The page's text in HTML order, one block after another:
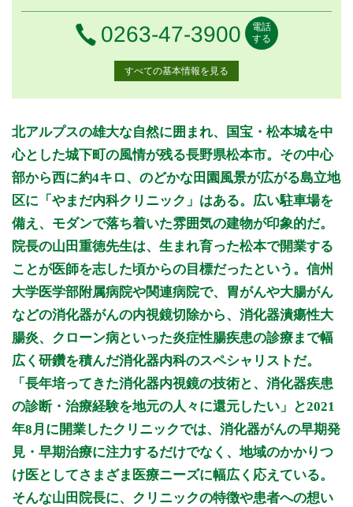
電話番号
0263-47-3900
電話
する
すべての基本情報を見る
診療時間 月月曜日
火火曜日
水 水曜日木曜日
金金曜日
土土曜日
日 日曜日
祝
祝日
9:00～11:30
● ● ● ●
●
14:00～17:30
● ● ● ● ●
休診日：金、日、祝
備考：臨時休診あり
※診療時間や臨時休診・診療内容等について、事前に必ず医療
機関ホームページ、またはお電話にてご確認ください。
>>病院なびで医療機関の詳細を見る
公式HPはこちら
初診受付
北アルプスの雄大な自然に囲まれ、国宝・松本城を中
心とした城下町の風情が残る長野県松本市。その中心
部から西に約4キロ、のどかな田園風景が広がる島立地
区に「やまだ内科クリニック」はある。広い駐車場を
備え、モダンで落ち着いた雰囲気の建物が印象的だ。
院長の山田重徳先生は、生まれ育った松本で開業する
ことが医師を志した頃からの目標だったという。信州
大学医学部附属病院や関連病院で、胃がんや大腸がん
などの消化器がんの内視鏡切除から、消化器潰瘍性大
腸炎、クローン病といった炎症性腸疾患の診療まで幅
広く研鑽を積んだ消化器内科のスペシャリストだ。
「長年培ってきた消化器内視鏡の技術と、消化器疾患
の診断・治療経験を地元の人々に還元したい」と2021
年8月に開業したクリニックでは、消化器がんの早期発
見・早期治療に注力するだけでなく、地域のかかりつ
け医としてさまざま医療ニーズに幅広く応えている。
そんな山田院長に、クリニックの特徴や患者への想い